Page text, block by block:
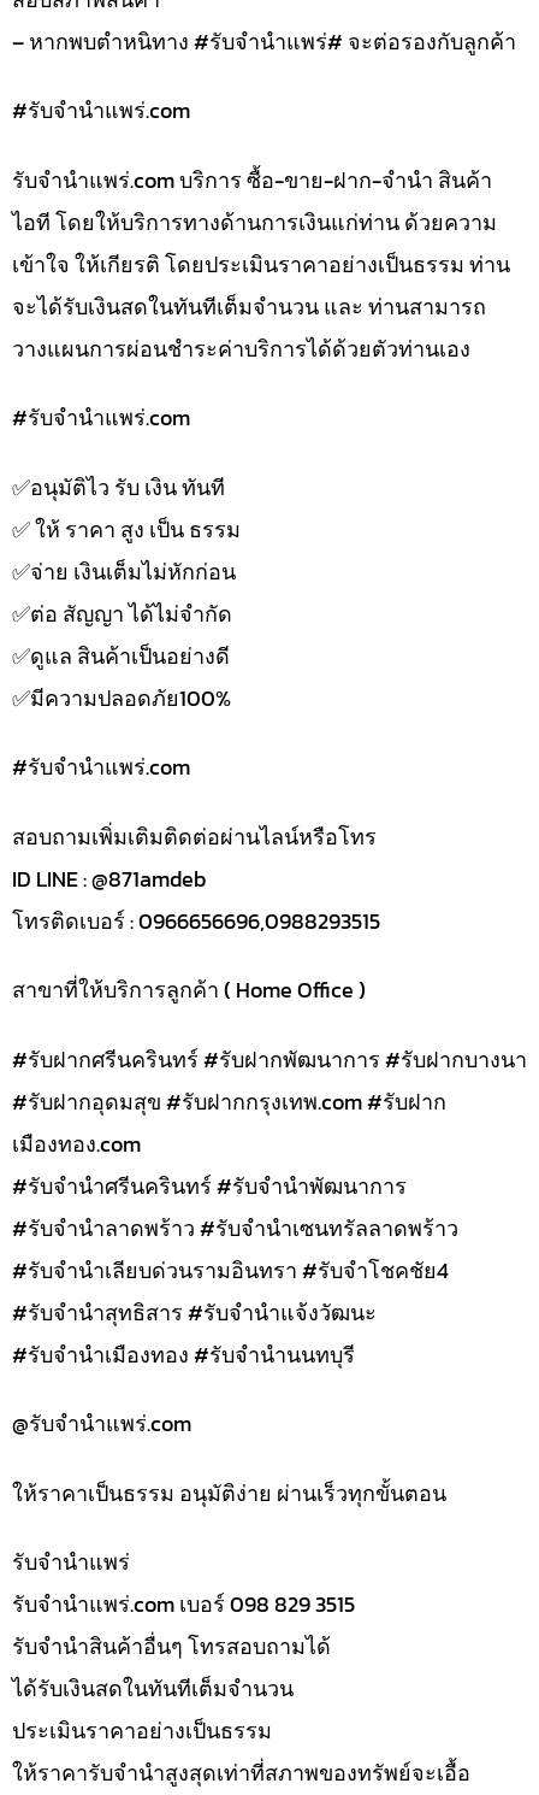
– หากพบตำหนิทาง #รับจำนำแพร่# จะต่อรองกับลูกค้า
#รับจํานําแพร่.com
รับจํานําแพร่.com บริการ ซื้อ-ขาย-ฝาก-จำนำ สินค้า
ไอที โดยให้บริการทางด้านการเงินแก่ท่าน ด้วยความ
เข้าใจ ให้เกียรติ โดยประเมินราคาอย่างเป็นธรรม ท่าน
จะได้รับเงินสดในทันทีเต็มจำนวน และ ท่านสามารถ
วางแผนการผ่อนชำระค่าบริการได้ด้วยตัวท่านเอง
#รับจํานําแพร่.com
✅️อนุมัติไว รับ เงิน ทันที
✅️ ให้ ราคา สูง เป็น ธรรม
✅️จ่าย เงินเต็มไม่หักก่อน
✅️ต่อ สัญญา ได้ไม่จำกัด
✅️ดูแล สินค้าเป็นอย่างดี
✅️มีความปลอดภัย100%
#รับจํานําแพร่.com
สอบถามเพิ่มเติมติดต่อผ่านไลน์หรือโทร
ID LINE : @871amdeb
โทรติดเบอร์ : 0966656696,0988293515
สาขาที่ให้บริการลูกค้า ( Home Office )
#รับฝากศรีนครินทร์ #รับฝากพัฒนาการ #รับฝากบางนา
#รับฝากอุดมสุข #รับฝากกรุงเทพ.com #รับฝาก
เมืองทอง.com
#รับจำนำศรีนครินทร์ #รับจำนำพัฒนาการ
#รับจำนำลาดพร้าว #รับจำนำเซนทรัลลาดพร้าว
#รับจำนำเลียบด่วนรามอินทรา #รับจำโชคชัย4
#รับจำนำสุทธิสาร #รับจำนำแจ้งวัฒนะ
#รับจำนำเมืองทอง #รับจำนำนนทบุรี
@รับจํานําแพร่.com
ให้ราคาเป็นธรรม อนุมัติง่าย ผ่านเร็วทุกขั้นตอน
รับจํานำแพร่
รับจํานําแพร่.com เบอร์ 098 829 3515
รับจำนำสินค้าอื่นๆ โทรสอบถามได้
ได้รับเงินสดในทันทีเต็มจำนวน
ประเมินราคาอย่างเป็นธรรม
ให้ราคารับจำนำสูงสุดเท่าที่สภาพของทรัพย์จะเอื้อ